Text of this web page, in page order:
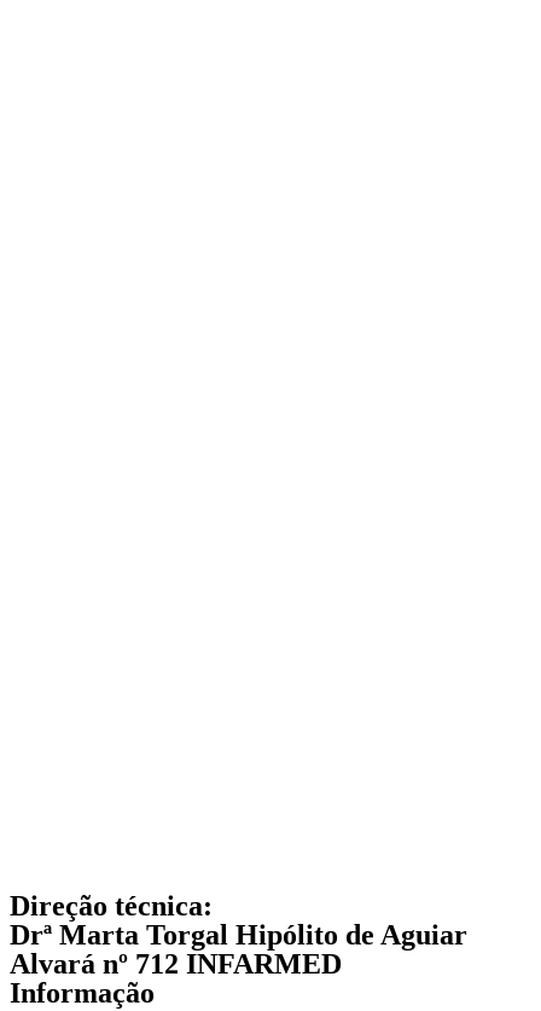
Direção técnica:
Drª Marta Torgal Hipólito de Aguiar
Alvará nº 712 INFARMED
Informação